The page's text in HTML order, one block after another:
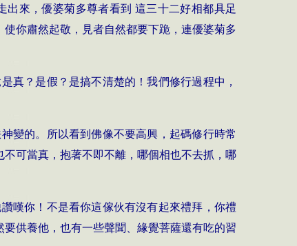
出來，優婆菊多尊者看到 這三十二好相都具足
你肅然起敬，見者自然都要下跪，連優婆菊多
真？是假？是搞不清楚的！我們修行過程中，
變的。所以看到佛像不要高興，起碼修行時常
可當真，抱著不即不離，哪個相也不去抓，哪
嘆你！不是看你這傢伙有沒有起來禮拜，你禮
供養他，也有一些聲聞、緣覺菩薩還有吃的習